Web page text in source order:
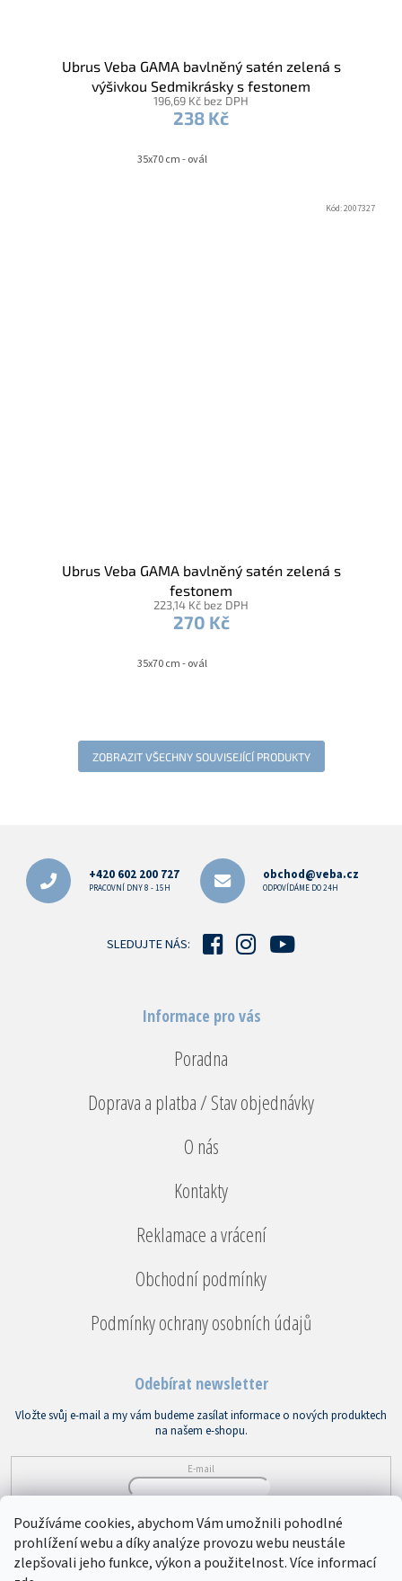
Používáme cookies, abychom Vám umožnili pohodlné
prohlížení webu a díky analýze provozu webu neustále
zlepšovali jeho funkce, výkon a použitelnost. Více informací
Ubrus Veba GAMA bavlněný satén zelená s
výšivkou Sedmikrásky s festonem
196,69 Kč bez DPH
238 Kč
35x70 cm - ovál
Ubrus Veba GAMA bavlněný satén zelená s
festonem
223,14 Kč bez DPH
270 Kč
35x70 cm - ovál
Kód:2007327
ZOBRAZIT VŠECHNY SOUVISEJÍCÍ PRODUKTY
+420 602 200 727
PRACOVNÍ DNY 8 - 15H
obchod@veba.cz
ODPOVÍDÁME DO 24H
SLEDUJTE NÁS:
Informace pro vás
Poradna
Doprava a platba / Stav objednávky
O nás
Kontakty
Reklamace a vrácení
Obchodní podmínky
Podmínky ochrany osobních údajů
Odebírat newsletter
Vložte svůj e-mail a my vám budeme zasílat informace o nových produktech
na našem e-shopu.
E-mail
PŘIHLÁSIT SE